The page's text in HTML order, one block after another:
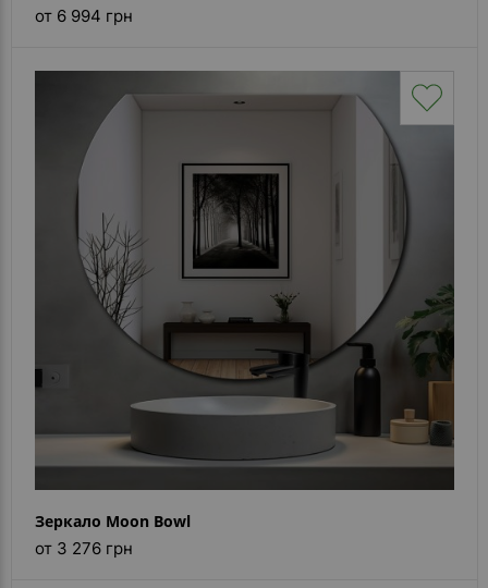
от 6 994 грн
Зеркало Moon Bowl
от 3 276 грн